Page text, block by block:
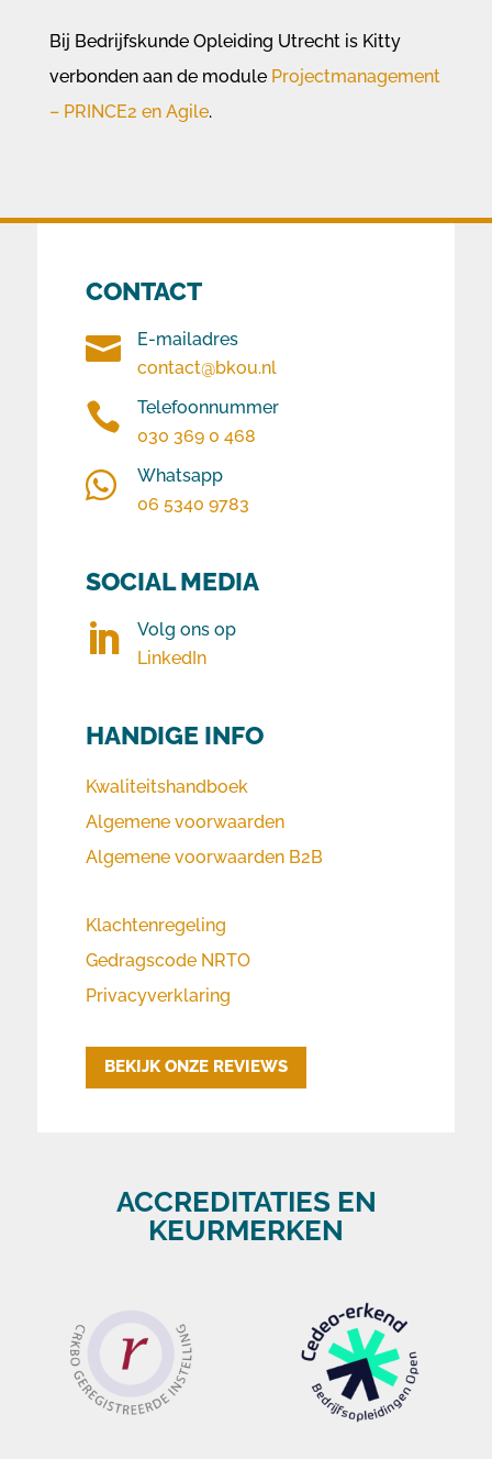
Bij Bedrijfskunde Opleiding Utrecht is Kitty
verbonden aan de module Projectmanagement
– PRINCE2 en Agile.
CONTACT

E-mailadres
contact@bkou.nl

Telefoonnummer
030 369 0 468

Whatsapp
06 5340 9783
SOCIAL MEDIA

Volg ons op
LinkedIn
HANDIGE INFO
Kwaliteitshandboek
Algemene voorwaarden
Algemene voorwaarden B2B
Klachtenregeling
Gedragscode NRTO
Privacyverklaring
BEKIJK ONZE REVIEWS
ACCREDITATIES EN
KEURMERKEN